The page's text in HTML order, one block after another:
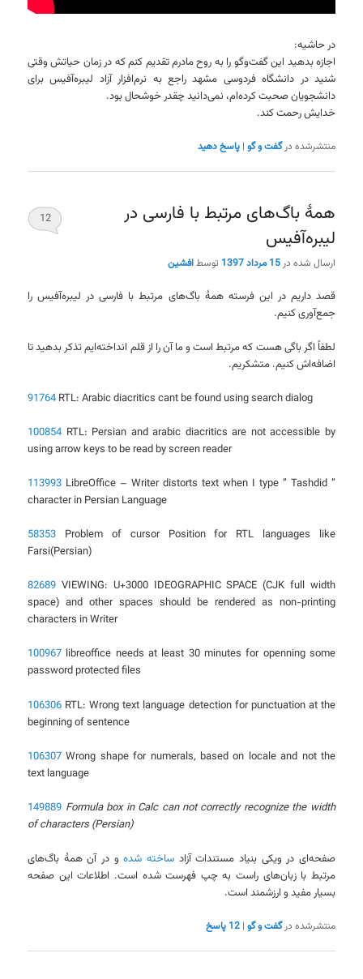
در حاشیه:
اجازه بدهید این گفت‌وگو را به روح مادرم تقدیم کنم که در زمان حیاتش وقتی
شنید در دانشگاه فردوسی مشهد راجع به نرم‌افزار آزاد لیبره‌آفیس برای
دانشجویان صحبت کرده‌ام، نمی‌دانید چقدر خوشحال بود.
خدایش رحمت کند.
منتشرشده در گفت و گو |پاسخ دهید
همهٔ باگ‌های مرتبط با فارسی در
لیبره‌آفیس
ارسال شده در15 مرداد 1397 توسطافشین
12
قصد داریم در این فرسته همهٔ باگ‌های مرتبط با فارسی در لیبره‌آفیس را
جمع‌آوری کنیم.
لطفاً اگر باگی هست که مرتبط است و ما آن را از قلم انداخته‌ایم تذکر بدهید تا
اضافه‌اش کنیم. متشکریم.
91764 RTL: Arabic diacritics cant be found using search dialog
100854 RTL: Persian and arabic diacritics are not accessible by
using arrow keys to be read by screen reader
113993 LibreOffice – Writer distorts text when I type ” Tashdid ”
character in Persian Language
58353 Problem of cursor Position for RTL languages like
Farsi(Persian)
82689 VIEWING: U+3000 IDEOGRAPHIC SPACE (CJK full width
space) and other spaces should be rendered as non-printing
characters in Writer
100967 libreoffice needs at least 30 minutes for openning some
password protected files
106306 RTL: Wrong text language detection for punctuation at the
beginning of sentence
106307 Wrong shape for numerals, based on locale and not the
text language
149889 Formula box in Calc can not correctly recognize the width
of characters (Persian)
صفحه‌ای در ویکی بنیاد مستندات آزاد ساخته شدهو در آن همهٔ باگ‌های
مرتبط با زبان‌های راست به چپ فهرست شده است. اطلاعات این صفحه
بسیار مفید و ارزشمند است.
منتشرشده در گفت و گو |
12 پاسخ